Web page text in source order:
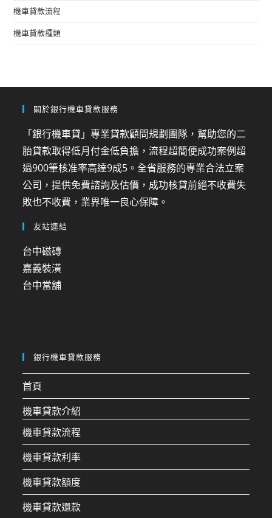
機車貸款流程
機車貸款種類
關於銀行機車貸款服務
「銀行機車貸」專業貸款顧問規劃團隊，幫助您的二
胎貸款取得低月付金低負擔，流程超簡便成功案例超
過900筆核准率高達9成5。全省服務的專業合法立案
公司，提供免費諮詢及估價，成功核貸前絕不收費失
敗也不收費，業界唯一良心保障。
友站連結
台中磁磚
嘉義裝潢
台中當舖
銀行機車貸款服務
首頁
機車貸款介紹
機車貸款流程
機車貸款利率
機車貸款額度
機車貸款還款